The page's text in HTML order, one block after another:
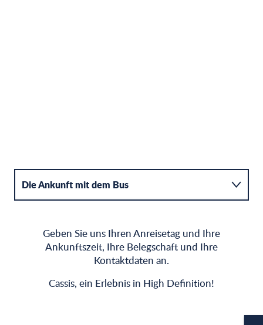
Die Ankunft mit dem Bus
Shuttle-Tarife & Bestimmungen
Geben Sie uns Ihren Anreisetag und Ihre
Ankunftszeit, Ihre Belegschaft und Ihre
Kontaktdaten an.
Cassis, ein Erlebnis in High Definition!